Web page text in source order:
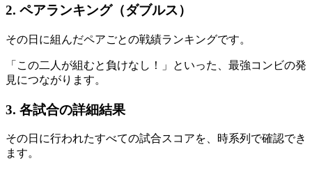
2. ペアランキング（ダブルス）
その日に組んだペアごとの戦績ランキングです。
「この二人が組むと負けなし！」といった、最強コンビの発
見につながります。
3. 各試合の詳細結果
その日に行われたすべての試合スコアを、時系列で確認でき
ます。